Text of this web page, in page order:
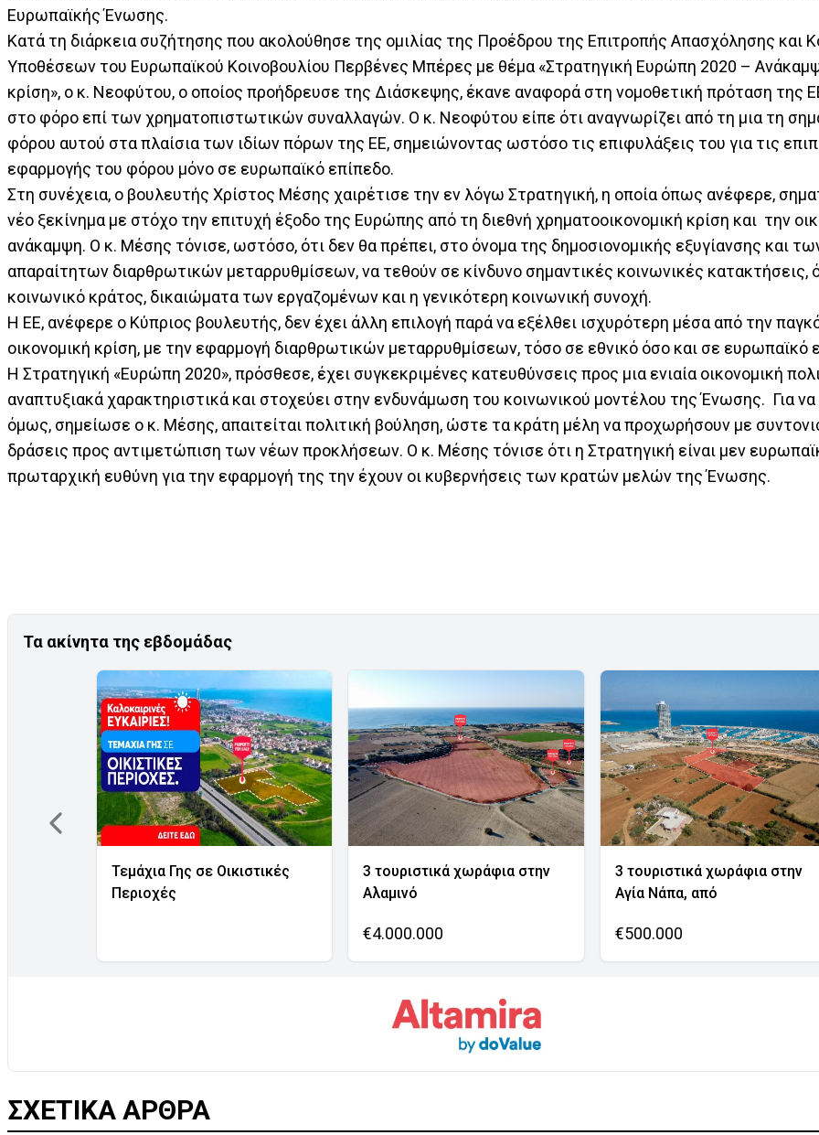
Ευρωπαϊκής Ένωσης.
Κατά τη διάρκεια συζήτησης που ακολούθησε της ομιλίας της Προέδρου της Επιτροπής Απασχόλησης και
Υποθέσεων του Ευρωπαϊκού Κοινοβουλίου Περβένες Μπέρες με θέμα «Στρατηγική Ευρώπη 2020 –
κρίση», ο κ. Νεοφύτου, o οποίος προήδρευσε της Διάσκεψης, έκανε αναφορά στη νομοθετική πρόταση της
στο φόρο επί των χρηματοπιστωτικών συναλλαγών. Ο κ. Νεοφύτου είπε ότι αναγνωρίζει από τη μια τη
φόρου αυτού στα πλαίσια των ιδίων πόρων της ΕΕ, σημειώνοντας ωστόσο τις επιφυλάξεις του για τις
εφαρμογής του φόρου μόνο σε ευρωπαϊκό επίπεδο.
Στη συνέχεια, ο βουλευτής Χρίστος Μέσης χαιρέτισε την εν λόγω Στρατηγική, η οποία όπως ανέφερε,
νέο ξεκίνημα με στόχο την επιτυχή έξοδο της Ευρώπης από τη διεθνή χρηματοοικονομική κρίση και την
ανάκαμψη. Ο κ. Μέσης τόνισε, ωστόσο, ότι δεν θα πρέπει, στο όνομα της δημοσιονομικής εξυγίανσης και
απαραίτητων διαρθρωτικών μεταρρυθμίσεων, να τεθούν σε κίνδυνο σημαντικές κοινωνικές κατακτήσεις,
κοινωνικό κράτος, δικαιώματα των εργαζομένων και η γενικότερη κοινωνική συνοχή.
Η ΕΕ, ανέφερε ο Κύπριος βουλευτής, δεν έχει άλλη επιλογή παρά να εξέλθει ισχυρότερη μέσα από την
οικονομική κρίση, με την εφαρμογή διαρθρωτικών μεταρρυθμίσεων, τόσο σε εθνικό όσο και σε ευρωπαϊκό
Η Στρατηγική «Ευρώπη 2020», πρόσθεσε, έχει συγκεκριμένες κατευθύνσεις προς μια ενιαία οικονομική
αναπτυξιακά χαρακτηριστικά και στοχεύει στην ενδυνάμωση του κοινωνικού μοντέλου της Ένωσης. Για να
όμως, σημείωσε ο κ. Μέσης, απαιτείται πολιτική βούληση, ώστε τα κράτη μέλη να προχωρήσουν με
δράσεις προς αντιμετώπιση των νέων προκλήσεων. Ο κ. Μέσης τόνισε ότι η Στρατηγική είναι μεν
πρωταρχική ευθύνη για την εφαρμογή της την έχουν οι κυβερνήσεις των κρατών μελών της Ένωσης.
Τα ακίνητα της εβδομάδας
Τεμάχια Γης σε Οικιστικές
Περιοχές
3 τουριστικά χωράφια στην
Αλαμινό
€4.000.000
3 τουριστικά χωράφια στην
Αγία Νάπα, από
€500.000
ΣΧΕΤΙΚΑ ΑΡΘΡΑ